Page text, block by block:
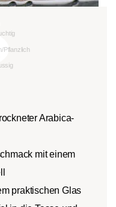
Arabica-
mit einem
praktischen Glas